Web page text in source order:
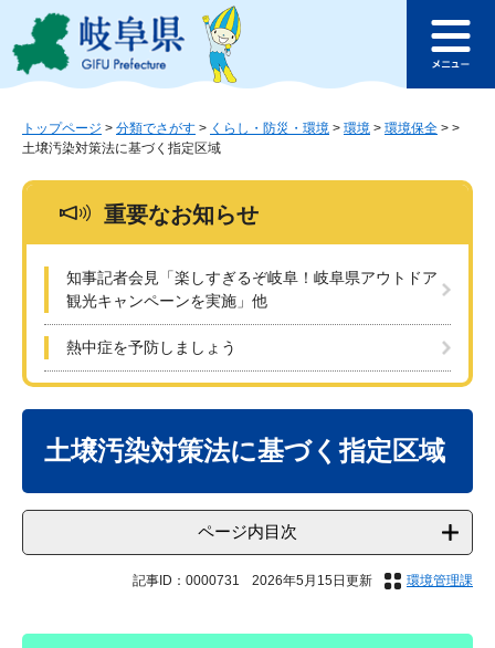
ジ
ュ
このページの本文へ
ュ
トップページ > 分類でさがす > くらし・防災・環境 > 環境 > 環境保全 > >
土壌汚染対策法に基づく指定区域
重要なお知らせ
知事記者会見「楽しすぎるぞ岐阜！岐阜県アウトドア
観光キャンペーンを実施」他
熱中症を予防しましょう
土壌汚染対策法に基づく指定区域
ページ内目次
記事ID：0000731 2026年5月15日更新 環境管理課